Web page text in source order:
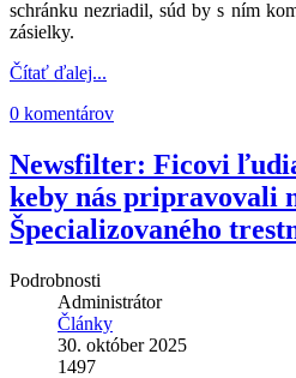
schránku nezriadil, súd by s ním
zásielky.
Čítať ďalej...
0 komentárov
Newsfilter: Ficovi
keby nás pripravovali
Špecializovaného
Podrobnosti
Administrátor
Články
30. október 2025
1497